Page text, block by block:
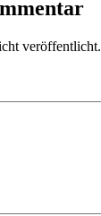
veröffentlicht.